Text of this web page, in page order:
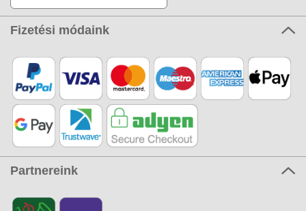
Fizetési módaink
Partnereink